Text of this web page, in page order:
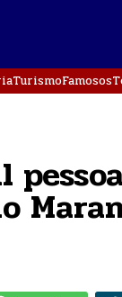
TurismoFamosos